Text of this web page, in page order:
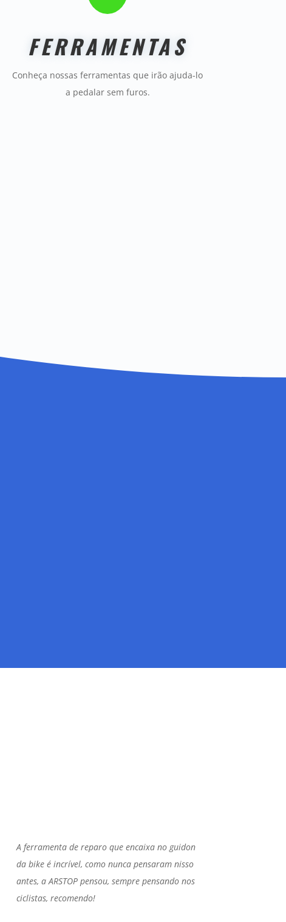
FERRAMENTAS
Conheça nossas ferramentas que irão ajuda-lo
a pedalar sem furos.
A ferramenta de reparo que encaixa no guidon
da bike é incrível, como nunca pensaram nisso
antes, a ARSTOP pensou, sempre pensando nos
ciclistas, recomendo!